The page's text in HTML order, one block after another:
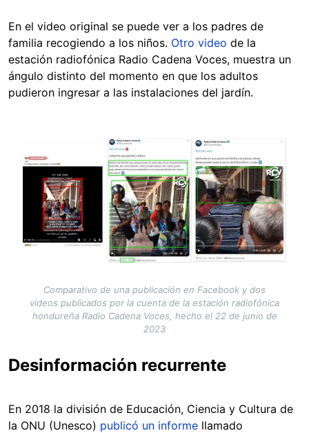
En el video original se puede ver a los padres de
familia recogiendo a los niños. Otro video de la
estación radiofónica Radio Cadena Voces, muestra un
ángulo distinto del momento en que los adultos
pudieron ingresar a las instalaciones del jardín.
Comparativo de una publicación en Facebook y dos
videos publicados por la cuenta de la estación radiofónica
hondureña Radio Cadena Voces, hecho el 22 de junio de
2023
Desinformación recurrente
En 2018 la división de Educación, Ciencia y Cultura de
la ONU (Unesco) publicó un informe llamado